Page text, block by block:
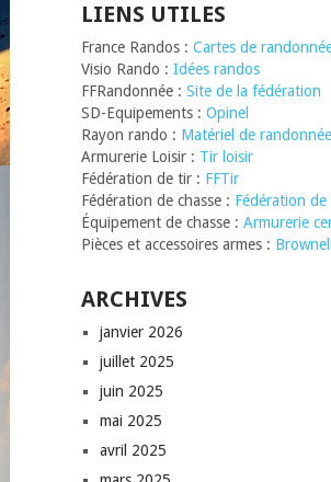
LIENS UTILES
France Randos : Cartes de
Visio Rando : Idées randos
FFRandonnée : Site de la fédération
SD-Equipements : Opinel
Rayon rando : Matériel de randonnée
Armurerie Loisir : Tir loisir
Fédération de tir : FFTir
Fédération de chasse : Fédération de
Équipement de chasse : Armurerie
Pièces et accessoires armes :
ARCHIVES
janvier 2026
juillet 2025
juin 2025
mai 2025
avril 2025